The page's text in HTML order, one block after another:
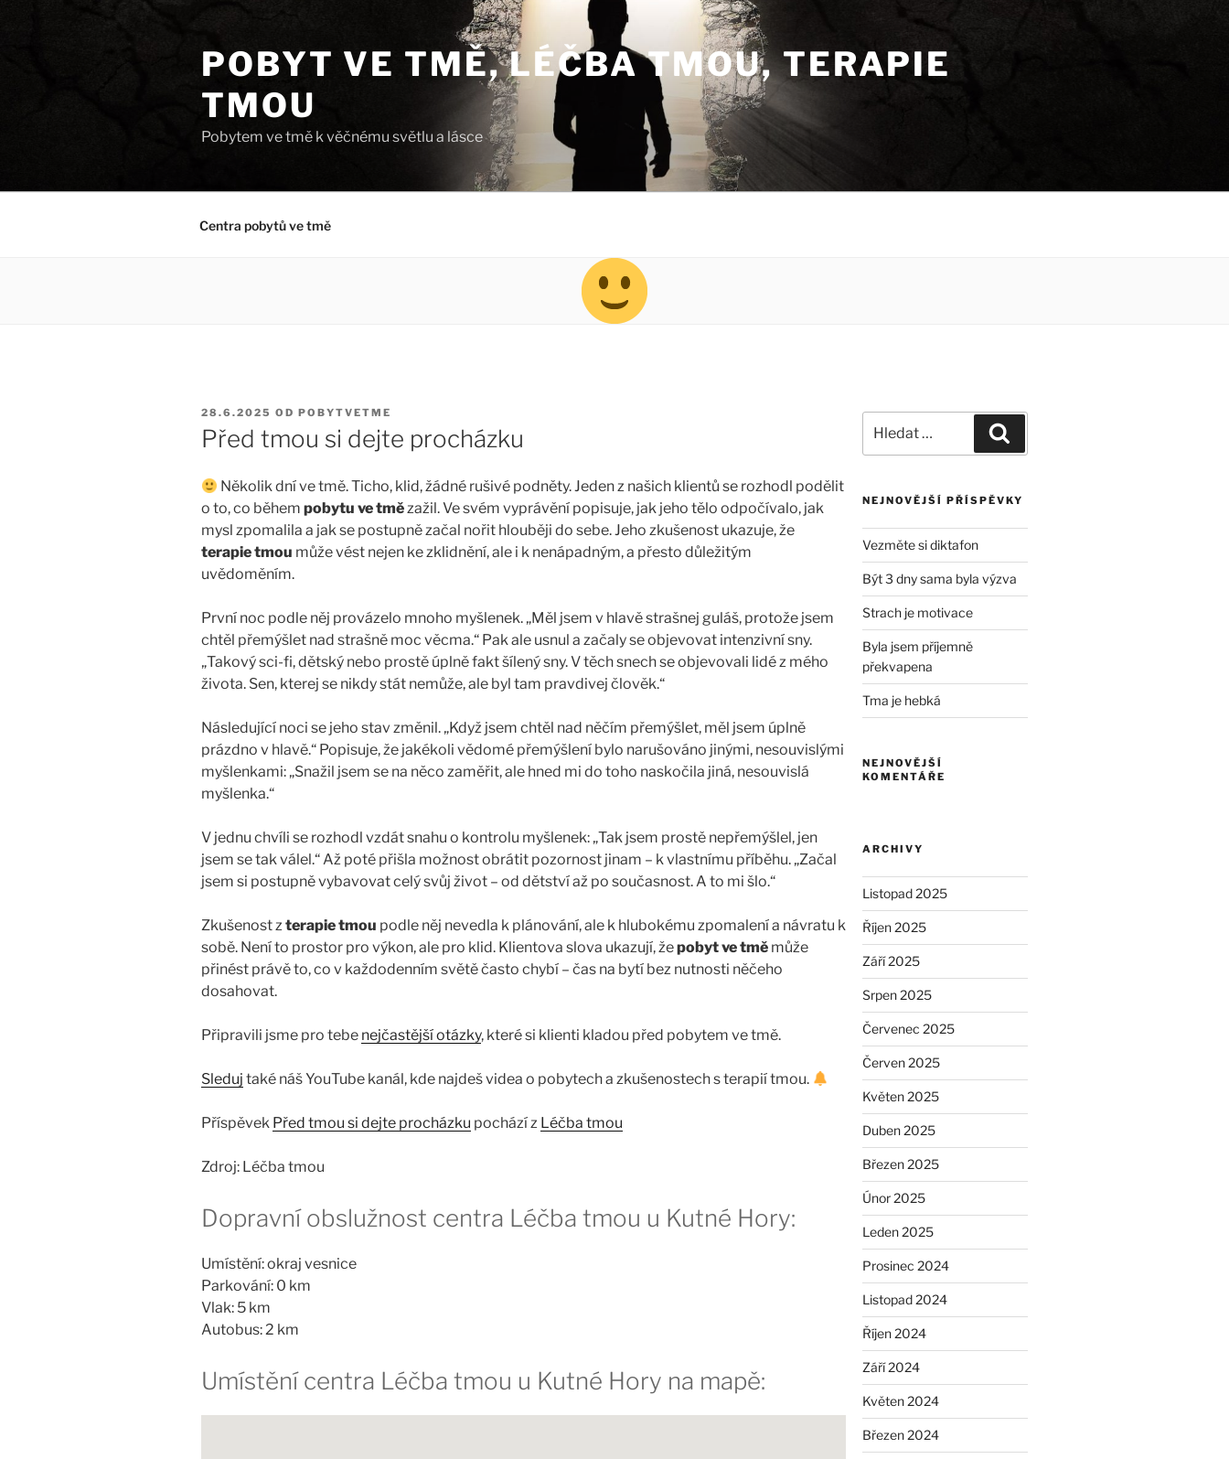
POBYT VE TMĚ, LÉČBA TMOU, TERAPIE
TMOU
Pobytem ve tmě k věčnému světlu a lásce
Centra pobytů ve tmě
PUBLIKOVÁNO
28.6.2025 OD POBYTVETME
Před tmou si dejte procházku
Několik dní ve tmě. Ticho, klid, žádné rušivé podněty. Jeden z našich klientů se rozhodl podělit
o to, co během pobytu ve tmězažil. Ve svém vyprávění popisuje, jak jeho tělo odpočívalo, jak
mysl zpomalila a jak se postupně začal nořit hlouběji do sebe. Jeho zkušenost ukazuje, že
terapie tmou může vést nejen ke zklidnění, ale i k nenápadným, a přesto důležitým
uvědoměním.
První noc podle něj provázelo mnoho myšlenek. „Měl jsem v hlavě strašnej guláš, protože jsem
chtěl přemýšlet nad strašně moc věcma.“ Pak ale usnul a začaly se objevovat intenzivní sny.
„Takový sci-fi, dětský nebo prostě úplně fakt šílený sny. V těch snech se objevovali lidé z mého
života. Sen, kterej se nikdy stát nemůže, ale byl tam pravdivej člověk.“
Následující noci se jeho stav změnil. „Když jsem chtěl nad něčím přemýšlet, měl jsem úplně
prázdno v hlavě.“ Popisuje, že jakékoli vědomé přemýšlení bylo narušováno jinými, nesouvislými
myšlenkami: „Snažil jsem se na něco zaměřit, ale hned mi do toho naskočila jiná, nesouvislá
myšlenka.“
V jednu chvíli se rozhodl vzdát snahu o kontrolu myšlenek: „Tak jsem prostě nepřemýšlel, jen
jsem se tak válel.“ Až poté přišla možnost obrátit pozornost jinam – k vlastnímu příběhu. „Začal
jsem si postupně vybavovat celý svůj život – od dětství až po současnost. A to mi šlo.“
Zkušenost zterapie tmou podle něj nevedla k plánování, ale k hlubokému zpomalení a návratu k
sobě. Není to prostor pro výkon, ale pro klid. Klientova slova ukazují, žepobyt ve tmě může
přinést právě to, co v každodenním světě často chybí – čas na bytí bez nutnosti něčeho
dosahovat.
Připravili jsme pro tebe nejčastější otázky, které si klienti kladou před pobytem ve tmě.
Sleduj také náš YouTube kanál, kde najdeš videa o pobytech a zkušenostech s terapií tmou.
Příspěvek Před tmou si dejte procházku pochází z Léčba tmou
Zdroj: Léčba tmou
Dopravní obslužnost centra Léčba tmou u Kutné Hory:
Umístění: okraj vesnice
Parkování: 0 km
Vlak: 5 km
Autobus: 2 km
Umístění centra Léčba tmou u Kutné Hory na mapě:
NEJNOVĚJŠÍ PŘÍSPĚVKY
Vezměte si diktafon
Být 3 dny sama byla výzva
Strach je motivace
Byla jsem příjemně
překvapena
Tma je hebká
NEJNOVĚJŠÍ
KOMENTÁŘE
ARCHIVY
Listopad 2025
Říjen 2025
Září 2025
Srpen 2025
Červenec 2025
Červen 2025
Květen 2025
Duben 2025
Březen 2025
Únor 2025
Leden 2025
Prosinec 2024
Listopad 2024
Říjen 2024
Září 2024
Květen 2024
Březen 2024